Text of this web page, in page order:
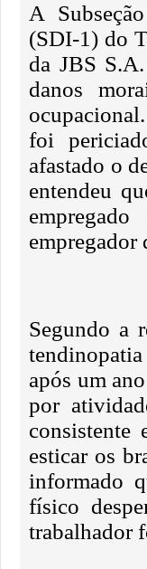
A
(SDI-1) do
da JBS
danos
foi
afastado o
entendeu
empregador
Segundo a
após um
por
consistente
esticar os
informado
físico
trabalhador